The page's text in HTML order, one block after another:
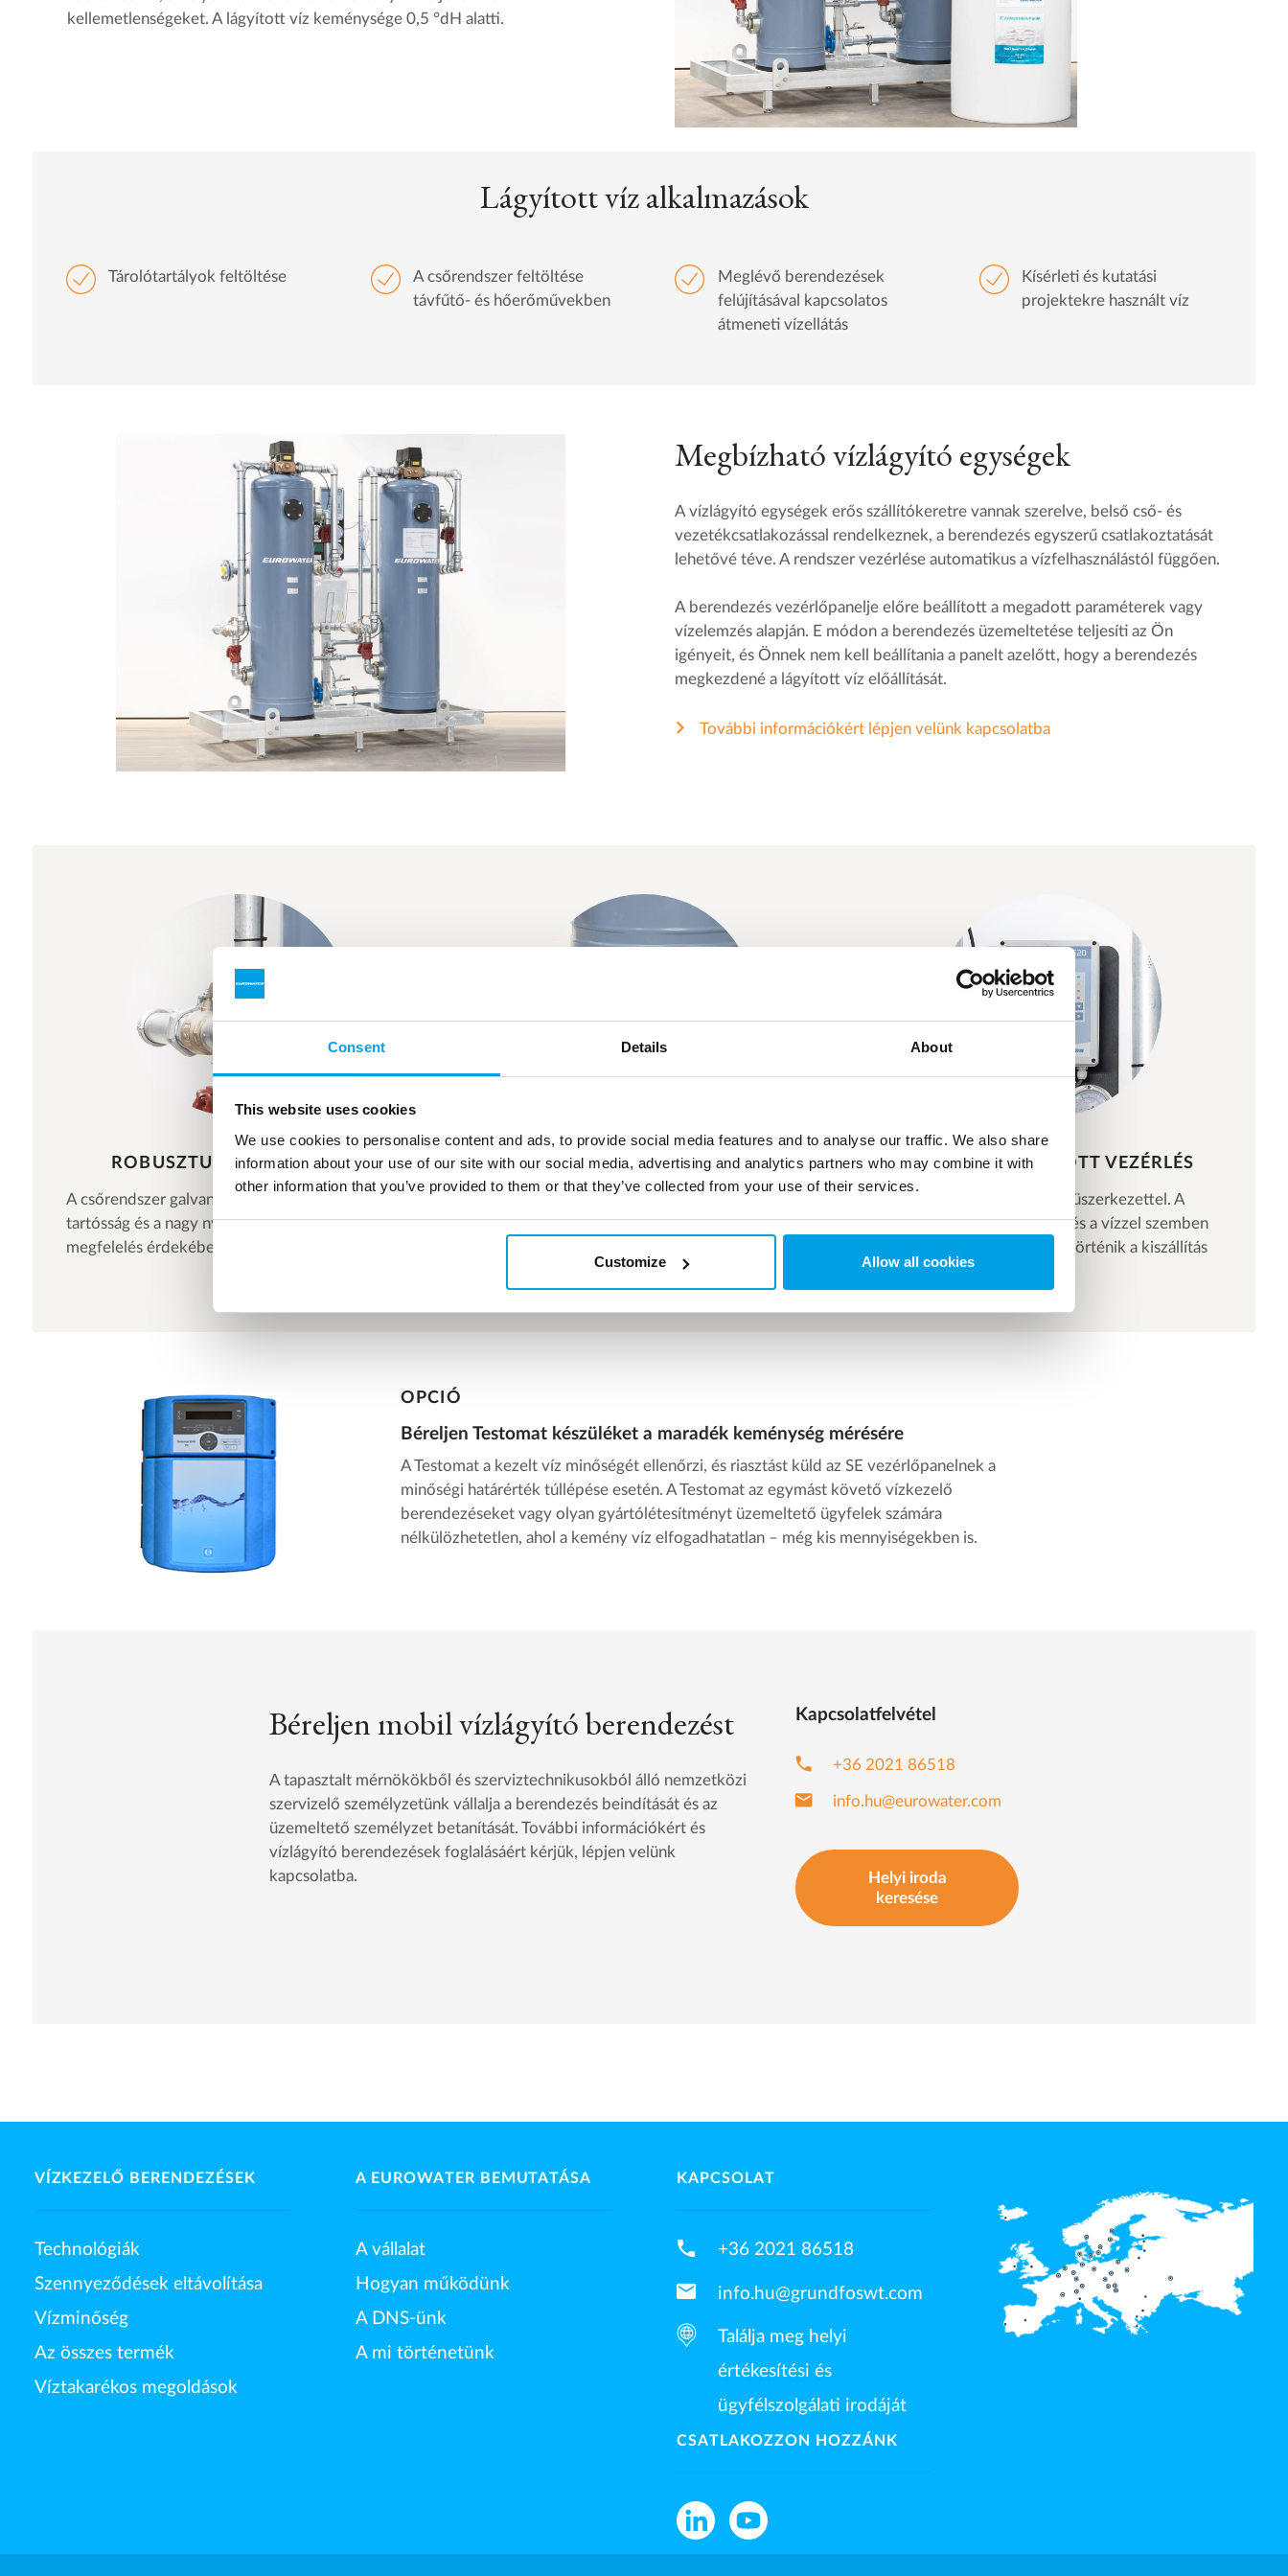
Consent Details About
This website uses cookies
We use cookies to personalise content and ads, to provide social media features and to analyse our traffic. We also share
information about your use of our site with our social media, advertising and analytics partners who may combine it with
other information that you’ve provided to them or that they’ve collected from your use of their services.
Customize Allow all cookies
kellemetlenségeket. A lágyított víz keménysége 0,5 °dH alatti.
Lágyított víz alkalmazások
Tárolótartályok feltöltése
A csőrendszer feltöltése
távfűtő- és hőerőművekben
Meglévő berendezések
felújításával kapcsolatos
átmeneti vízellátás
Kísérleti és kutatási
projektekre használt víz
Megbízható vízlágyító egységek
A vízlágyító egységek erős szállítókeretre vannak szerelve, belső cső- és
vezetékcsatlakozással rendelkeznek, a berendezés egyszerű csatlakoztatását
lehetővé téve. A rendszer vezérlése automatikus a vízfelhasználástól függően.
A berendezés vezérlőpanelje előre beállított a megadott paraméterek vagy
vízelemzés alapján. E módon a berendezés üzemeltetése teljesíti az Ön
igényeit, és Önnek nem kell beállítania a panelt azelőtt, hogy a berendezés
megkezdené a lágyított víz előállítását.
További információkért lépjen velünk kapcsolatba
ROBUSZTUS CSŐRENDSZER
A csőrendszer galvanizált acélból készült a
tartósság és a nagy nyomásoknak való
megfelelés érdekében.
SZÁLLÍTÓKERET
Acélból készült erős szállítókeret emelőfülekkel
a darus emelésre.
SZEMÉLYRE SZABOTT VEZÉRLÉS
Vezérlőpanel egyszerű menüszerkezettel. A
panel beállítása vízelemzés és a vízzel szemben
támasztott igények alapján történik a kiszállítás
előtt.
OPCIÓ
Béreljen Testomat készüléket a maradék keménység mérésére
A Testomat a kezelt víz minőségét ellenőrzi, és riasztást küld az SE vezérlőpanelnek a
minőségi határérték túllépése esetén. A Testomat az egymást követő vízkezelő
berendezéseket vagy olyan gyártólétesítményt üzemeltető ügyfelek számára
nélkülözhetetlen, ahol a kemény víz elfogadhatatlan – még kis mennyiségekben is.
Béreljen mobil vízlágyító berendezést
A tapasztalt mérnökökből és szerviztechnikusokból álló nemzetközi
szervizelő személyzetünk vállalja a berendezés beindítását és az
üzemeltető személyzet betanítását. További információkért és
vízlágyító berendezések foglalásáért kérjük, lépjen velünk
kapcsolatba.
Kapcsolatfelvétel
phone +36 2021 86518
email info.hu@eurowater.com
Helyi iroda
keresése
VÍZKEZELŐ BERENDEZÉSEK
Technológiák
Szennyeződések eltávolítása
Vízminőség
Az összes termék
Víztakarékos megoldások
A EUROWATER BEMUTATÁSA
A vállalat
Hogyan működünk
A DNS-ünk
A mi történetünk
KAPCSOLAT
phone +36 2021 86518
mail info.hu@grundfoswt.com
Találja meg helyi
értékesítési és
ügyfélszolgálati irodáját
CSATLAKOZZON HOZZÁNK